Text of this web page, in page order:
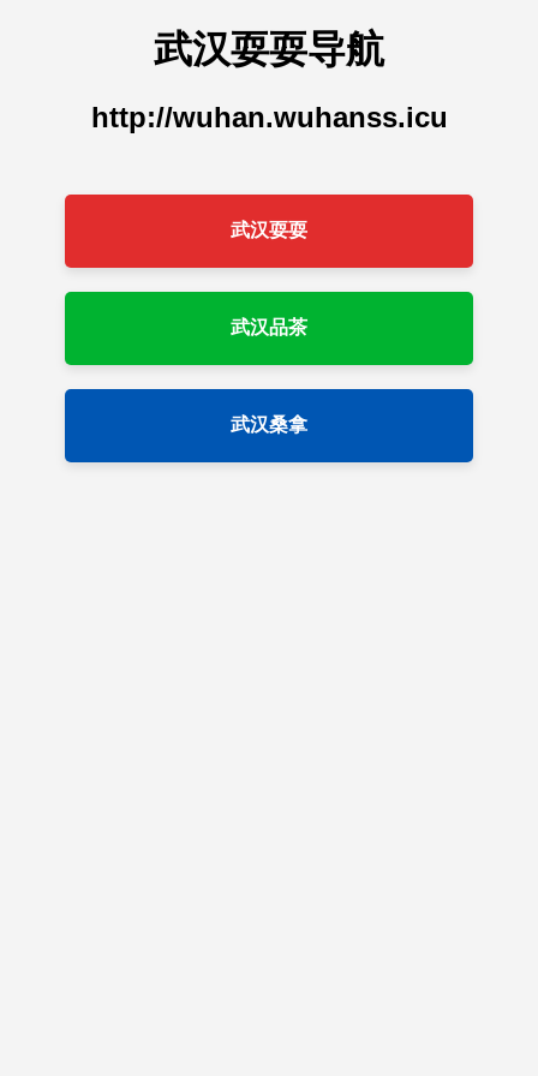
武汉耍耍导航
http://wuhan.wuhanss.icu
武汉耍耍
武汉品茶
武汉桑拿